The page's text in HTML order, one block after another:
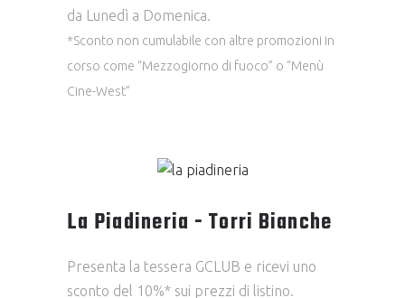
da Lunedì a Domenica.
*Sconto non cumulabile con altre promozioni in
corso come “Mezzogiorno di fuoco” o “Menù
Cine-West”
La Piadineria - Torri Bianche
Presenta la tessera GCLUB e ricevi uno
sconto del 10%* sui prezzi di listino.